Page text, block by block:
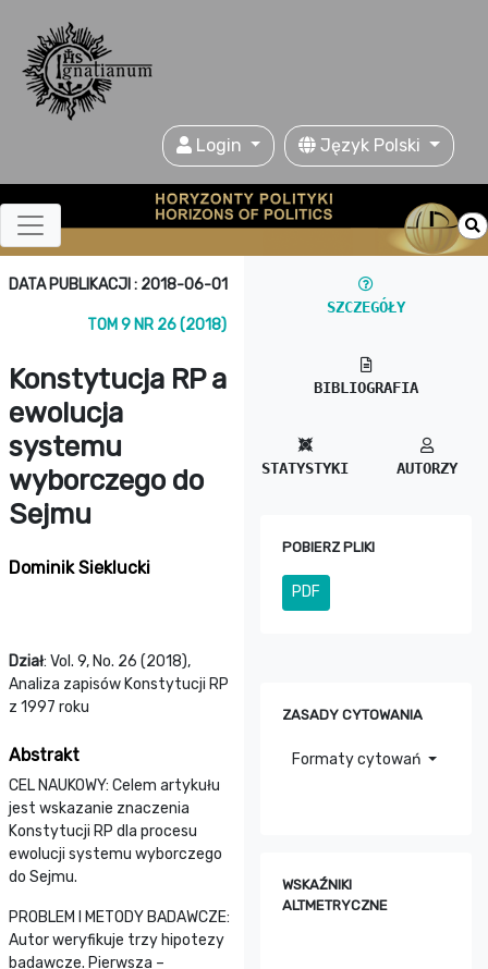
Login Język Polski
DATA PUBLIKACJI : 2018-06-01
TOM 9 NR 26 (2018)
Konstytucja RP a
ewolucja
systemu
wyborczego do
Sejmu
Dominik Sieklucki
Dział: Vol. 9, No. 26 (2018),
Analiza zapisów Konstytucji RP
z 1997 roku
Abstrakt
CEL NAUKOWY: Celem artykułu
jest wskazanie znaczenia
Konstytucji RP dla procesu
ewolucji systemu wyborczego
do Sejmu.
PROBLEM I METODY BADAWCZE:
Autor weryfikuje trzy hipotezy
badawcze. Pierwsza –
SZCZEGÓŁY
BIBLIOGRAFIA
STATYSTYKI AUTORZY
POBIERZ PLIKI
PDF
ZASADY CYTOWANIA
Formaty cytowań
WSKAŹNIKI
ALTMETRYCZNE